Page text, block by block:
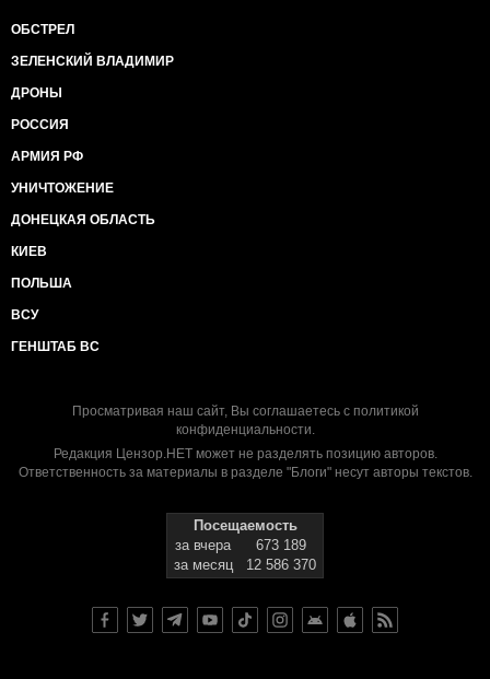
ОБСТРЕЛ
ЗЕЛЕНСКИЙ ВЛАДИМИР
ДРОНЫ
РОССИЯ
АРМИЯ РФ
УНИЧТОЖЕНИЕ
ДОНЕЦКАЯ ОБЛАСТЬ
КИЕВ
ПОЛЬША
ВСУ
ГЕНШТАБ ВС
Просматривая наш сайт, Вы соглашаетесь с политикой
конфиденциальности.
Редакция Цензор.НЕТ может не разделять позицию авторов.
Ответственность за материалы в разделе "Блоги" несут авторы текстов.
Посещаемость
за вчера
673 189
за месяц
12 586 370